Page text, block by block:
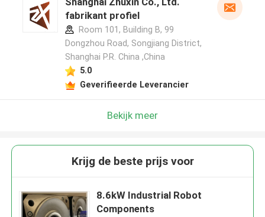
fabrikant profiel
Room 101, Building B, 99
Dongzhou Road, Songjiang District,
Shanghai P.R. China ,China
5.0
Geverifieerde Leverancier
Bekijk meer
Krijg de beste prijs voor
8.6kW Industrial Robot
Components